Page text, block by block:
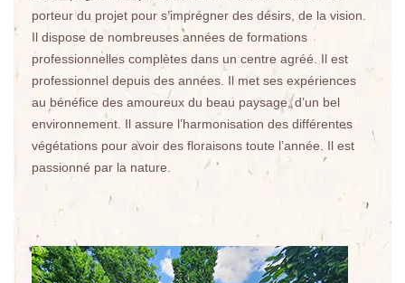
porteur du projet pour s’imprégner des désirs, de la vision.
Il dispose de nombreuses années de formations
professionnelles complètes dans un centre agréé. Il est
professionnel depuis des années. Il met ses expériences
au bénéfice des amoureux du beau paysage, d’un bel
environnement. Il assure l’harmonisation des différentes
végétations pour avoir des floraisons toute l’année. Il est
passionné par la nature.